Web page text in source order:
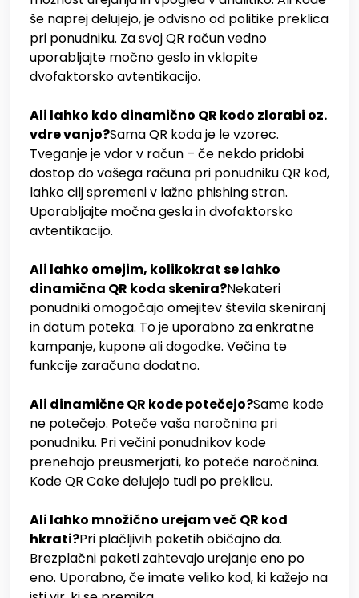
še naprej delujejo, je odvisno od politike preklica
pri ponudniku. Za svoj QR račun vedno
uporabljajte močno geslo in vklopite
dvofaktorsko avtentikacijo.
Ali lahko kdo dinamično QR kodo zlorabi oz.
vdre vanjo?Sama QR koda je le vzorec.
Tveganje je vdor v račun – če nekdo pridobi
dostop do vašega računa pri ponudniku QR kod,
lahko cilj spremeni v lažno phishing stran.
Uporabljajte močna gesla in dvofaktorsko
avtentikacijo.
Ali lahko omejim, kolikokrat se lahko
dinamična QR koda skenira?Nekateri
ponudniki omogočajo omejitev števila skeniranj
in datum poteka. To je uporabno za enkratne
kampanje, kupone ali dogodke. Večina te
funkcije zaračuna dodatno.
Ali dinamične QR kode potečejo?Same kode
ne potečejo. Poteče vaša naročnina pri
ponudniku. Pri večini ponudnikov kode
prenehajo preusmerjati, ko poteče naročnina.
Kode QR Cake delujejo tudi po preklicu.
Ali lahko množično urejam več QR kod
hkrati?Pri plačljivih paketih običajno da.
Brezplačni paketi zahtevajo urejanje eno po
eno. Uporabno, če imate veliko kod, ki kažejo na